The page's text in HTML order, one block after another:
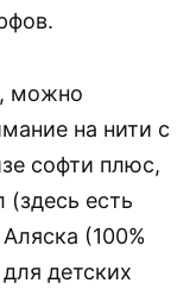
можно
на нити с
софти плюс,
(здесь есть
(100%
детских